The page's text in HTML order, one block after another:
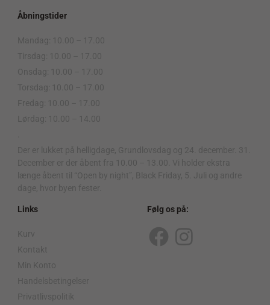
Åbningstider
Mandag: 10.00 – 17.00
Tirsdag: 10.00 – 17.00
Onsdag: 10.00 – 17.00
Torsdag: 10.00 – 17.00
Fredag: 10.00 – 17.00
Lørdag: 10.00 – 14.00
Der er lukket på helligdage, Grundlovsdag og 24. december. 31.
December er der åbent fra 10.00 – 13.00. Vi holder ekstra
længe åbent til “Open by night”, Black Friday, 5. Juli og andre
dage, hvor byen fester.
Links
Kurv
Kontakt
Min Konto
Handelsbetingelser
Privatlivspolitik
Følg os på:
F
I